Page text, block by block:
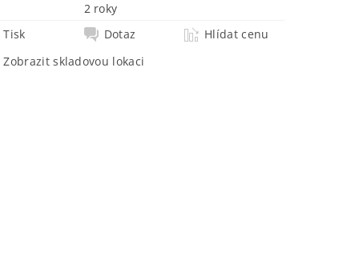
2 roky
Tisk
Dotaz
Hlídat cenu
Zobrazit skladovou lokaci